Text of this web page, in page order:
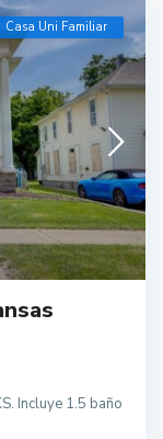
Casa Uni Familiar
Incluye 1.5 baño